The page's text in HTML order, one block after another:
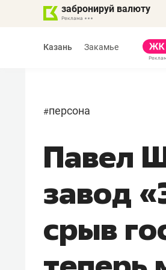
забронируй валюту
Казань Закамье
#персона
Павел
завод
срыв